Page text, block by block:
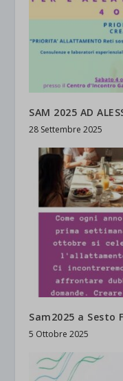
SAM 2025 AD
28 Settembre 2025
Sam2025 a Sesto
5 Ottobre 2025